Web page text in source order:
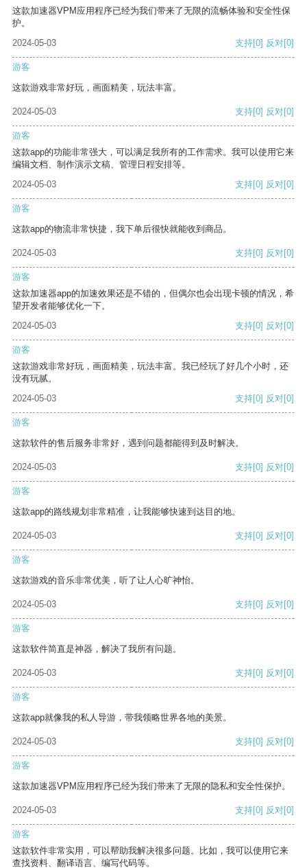
这款加速器VPM应用程序已经为我们带来了无限的流畅体验和安全性保
护。
2024-05-03
支持[0] 反对[0]
游客
这款游戏非常好玩，画面精美，玩法丰富。
2024-05-03 支持[0] 反对[0]
游客
这款app的功能非常强大，可以满足我所有的工作需求。我可以使用它来
编辑文档、制作演示文稿、管理日程安排等。
2024-05-03
支持[0] 反对[0]
游客
这款app的物流非常快捷，我下单后很快就能收到商品。
2024-05-03 支持[0] 反对[0]
游客
这款加速器app的加速效果还是不错的，但偶尔也会出现卡顿的情况，希
望开发者能够优化一下。
2024-05-03
支持[0] 反对[0]
游客
这款游戏非常好玩，画面精美，玩法丰富。我已经玩了好几个小时，还
没有玩腻。
2024-05-03
支持[0] 反对[0]
游客
这款软件的售后服务非常好，遇到问题都能得到及时解决。
2024-05-03 支持[0] 反对[0]
游客
这款app的路线规划非常精准，让我能够快速到达目的地。
2024-05-03 支持[0] 反对[0]
游客
这款游戏的音乐非常优美，听了让人心旷神怡。
2024-05-03 支持[0] 反对[0]
游客
这款软件简直是神器，解决了我所有问题。
2024-05-03 支持[0] 反对[0]
游客
这款app就像我的私人导游，带我领略世界各地的美景。
2024-05-03 支持[0] 反对[0]
游客
这款加速器VPM应用程序已经为我们带来了无限的隐私和安全性保护。
2024-05-03 支持[0] 反对[0]
游客
这款软件非常实用，可以帮助我解决很多问题。比如，我可以使用它来
查找资料、翻译语言、编写代码等。